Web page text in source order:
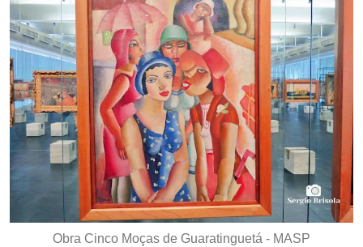
Obra Cinco Moças de Guaratinguetá - MASP